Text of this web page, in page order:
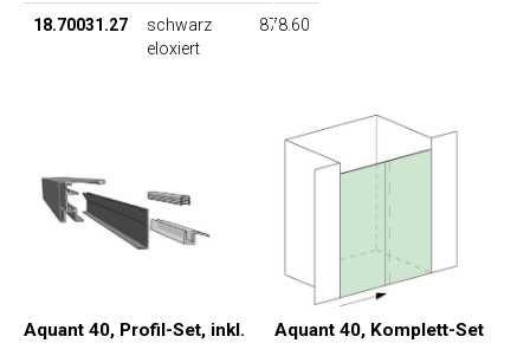
18.70031.27
schwarz
eloxiert
878.60
Aquant 40, Profil-Set, inkl.
Aquant 40, Komplett-Set